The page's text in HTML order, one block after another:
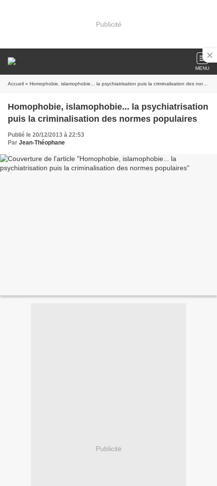
Publicité
MENU
Accueil » Homophobie, islamophobie... la psychiatrisation puis la criminalisation des normes populaires
Homophobie, islamophobie... la psychiatrisation
puis la criminalisation des normes populaires
Publié le 20/12/2013 à 22:53
Par Jean-Théophane
Publicité